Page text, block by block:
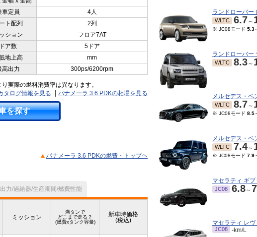
車定員
4人
ト配列
2列
ション
フロア7AT
ドア数
5ドア
地上高
mm
高出力 300ps/6200rpm
実際の燃料消費率は異なります。
タログ情報を見る
パナメーラ 3.6 PDKの相場を見る
を探す
パナメーラ 3.6 PDKの燃費・トップヘ
力/過給器/生産期間/燃費性能
ミッション
満タンで
どこまで走る？
(燃費xタンク容量)
新車時価格
(税込)
WLTC 6.7～
※ JC08モード 5.3
WLTC 8.3～
メルセデス・ベ
WLTC 8.7～
※ JC08モード 8.5
メルセデス・ベ
WLTC 7.4～
※ JC08モード 7.9
マセラティ ギブ
JC08 6.8～
マセラティ レヴ
JC08 -km/L